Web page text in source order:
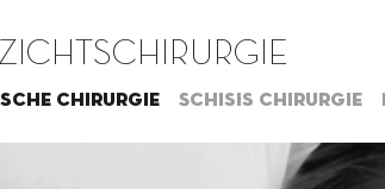
chirurgie Schisis chirurgie